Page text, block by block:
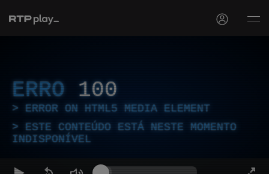
ERRO 100
ERROR ON HTML5 MEDIA ELEMENT
ESTE CONTEÚDO ESTÁ NESTE MOMENTO
INDISPONÍVEL